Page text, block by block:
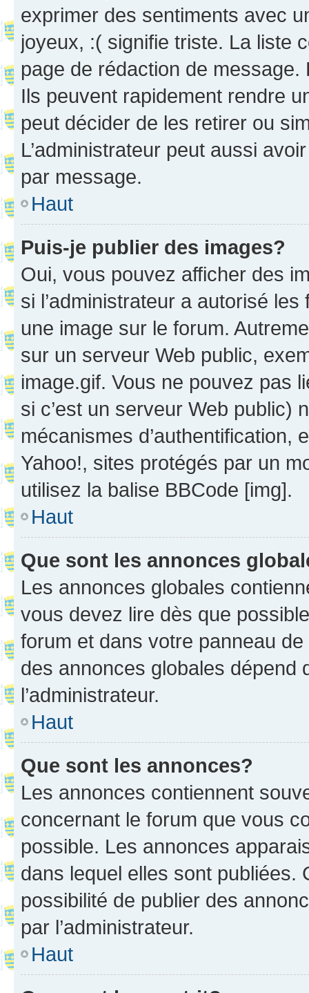
exprimer des sentiments avec
joyeux, :( signifie triste. La liste
page de rédaction de
Ils peuvent rapidement rendre
peut décider de les retirer ou
L’administrateur peut aussi
par message.
Haut
Puis-je publier des images?
Oui, vous pouvez afficher des
si l’administrateur a autorisé
une image sur le forum.
sur un serveur Web public,
image.gif. Vous ne pouvez pas
si c’est un serveur Web public)
mécanismes d’authentification,
Yahoo!, sites protégés par un
utilisez la balise BBCode [img].
Haut
Que sont les annonces
Les annonces globales
vous devez lire dès que
forum et dans votre panneau
des annonces globales dépend
l’administrateur.
Haut
Que sont les annonces?
Les annonces contiennent
concernant le forum que vous
possible. Les annonces
dans lequel elles sont publiées.
possibilité de publier des
par l’administrateur.
Haut